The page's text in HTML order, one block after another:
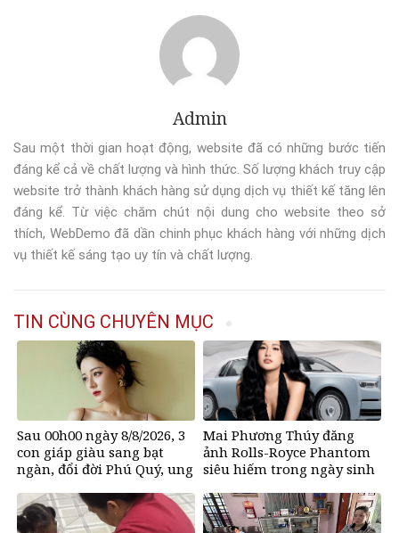
Admin
Sau một thời gian hoạt động, website đã có những bước tiến
đáng kể cả về chất lượng và hình thức. Số lượng khách truy cập
website trở thành khách hàng sử dụng dịch vụ thiết kế tăng lên
đáng kể. Từ việc chăm chút nội dung cho website theo sở
thích, WebDemo đã dần chinh phục khách hàng với những dịch
vụ thiết kế sáng tạo uy tín và chất lượng.
TIN CÙNG CHUYÊN MỤC
Sau 00h00 ngày 8/8/2026, 3
con giáp giàu sang bạt
ngàn, đổi đời Phú Quý, ung
càng hưng thịnh sung túc
Mai Phương Thúy đăng
ảnh Rolls-Royce Phantom
siêu hiếm trong ngày sinh
thế giới, giá gần 68 tỷ đồng